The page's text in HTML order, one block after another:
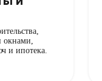
окнами,
и ипотека.